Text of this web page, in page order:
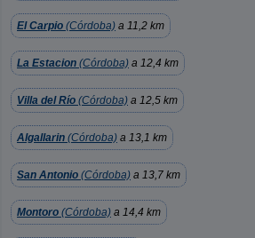
El Carpio (Córdoba) a 11,2 km
La Estacion (Córdoba) a 12,4 km
Villa del Río (Córdoba) a 12,5 km
Algallarin (Córdoba) a 13,1 km
San Antonio (Córdoba) a 13,7 km
Montoro (Córdoba) a 14,4 km